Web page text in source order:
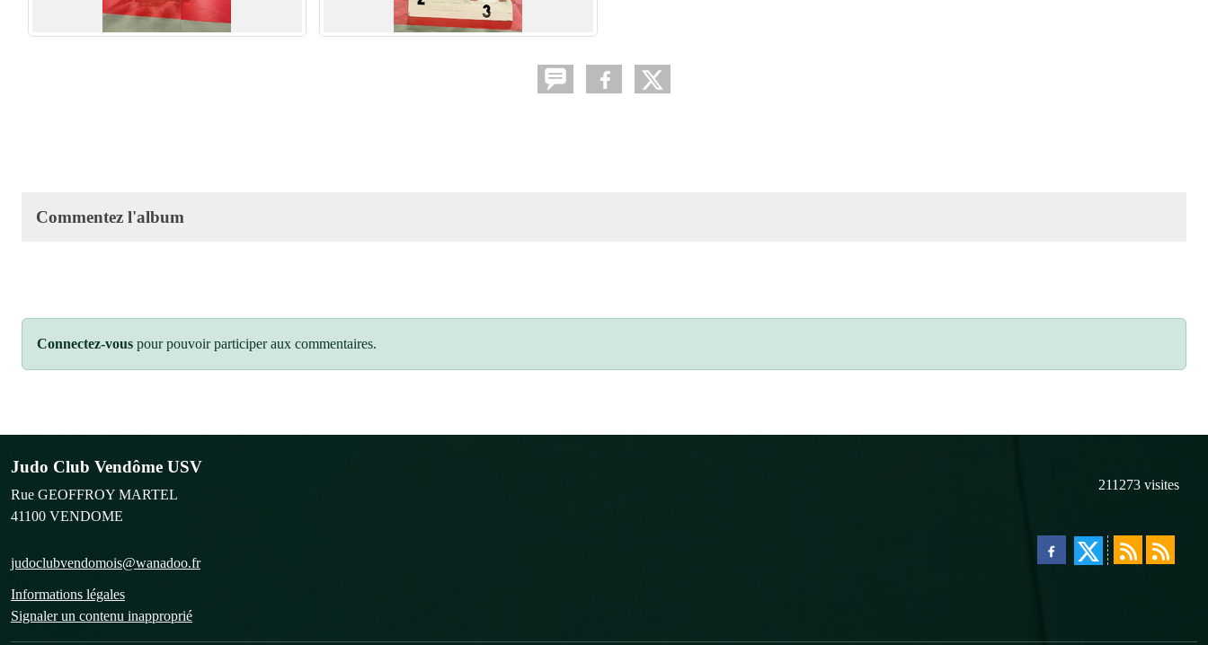
Commentez l'album
Connectez-vous pour pouvoir participer aux commentaires.
Judo Club Vendôme USV
Rue GEOFFROY MARTEL
41100 VENDOME
judoclubvendomois@wanadoo.fr
Informations légales
Signaler un contenu inapproprié
211273 visites